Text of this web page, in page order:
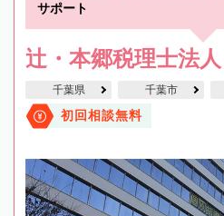
サポート
辻・本郷税理士法
千葉県 千葉市
初回相談無料